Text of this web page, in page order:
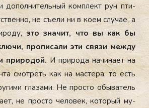
до­пол­ни­тель­ный ком­плект рун пти­
не съ­ели ни в ко­ем слу­чае, а
это зна­чит, что вы как бы
про­писа­ли эти свя­зи меж­ду
при­родой.И при­рода на­чина­ет на
смот­реть как на мас­те­ра, то есть
гла­зами. Не прос­то обы­ватель
не прос­то че­ловек, ко­торый му­